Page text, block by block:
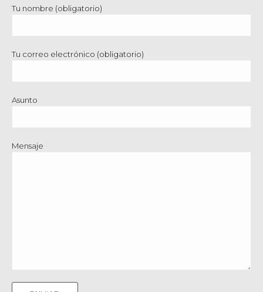
Tu nombre (obligatorio)
Tu correo electrónico (obligatorio)
Asunto
Mensaje